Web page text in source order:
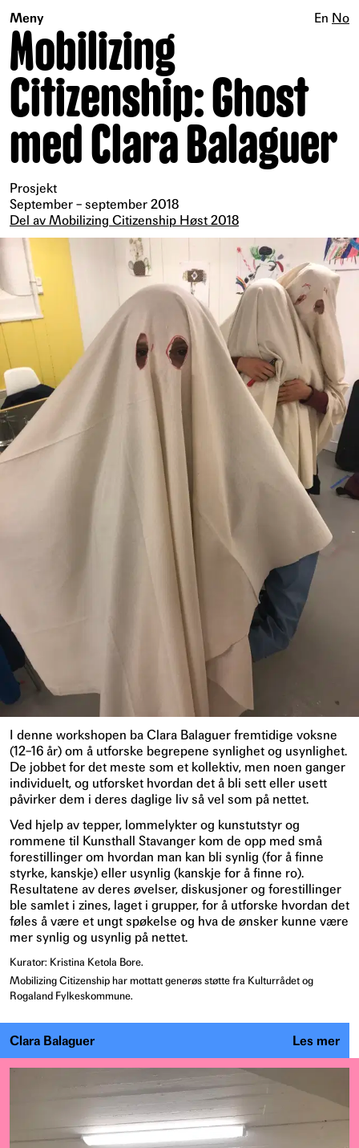
Meny En No
Mobilizing
Citizenship: Ghost
med Clara Balaguer
Prosjekt
September – september 2018
Del av Mobilizing Citizenship Høst 2018
I denne workshopen ba Clara Balaguer fremtidige voksne
(12–16 år) om å utforske begrepene synlighet og usynlighet.
De jobbet for det meste som et kollektiv, men noen ganger
individuelt, og utforsket hvordan det å bli sett eller usett
påvirker dem i deres daglige liv så vel som på nettet.
Ved hjelp av tepper, lommelykter og kunstutstyr og
rommene til Kunsthall Stavanger kom de opp med små
forestillinger om hvordan man kan bli synlig (for å finne
styrke, kanskje) eller usynlig (kanskje for å finne ro).
Resultatene av deres øvelser, diskusjoner og forestillinger
ble samlet i zines, laget i grupper, for å utforske hvordan det
føles å være et ungt spøkelse og hva de ønsker kunne være
mer synlig og usynlig på nettet.
Kurator: Kristina Ketola Bore.
Mobilizing Citizenship har mottatt generøs støtte fra Kulturrådet og
Rogaland Fylkeskommune.
Clara Balaguer Les mer